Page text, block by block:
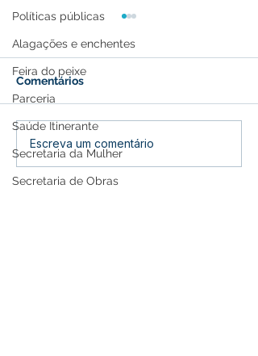
Políticas públicas
Alagações e enchentes
Feira do peixe
Parceria
Saúde Itinerante
Secretaria da Mulher
Secretaria de Obras
Parceria entre Feijó,
SEBRAE e Envira busca
ampliar renda e
Comentários
Escreva um comentário